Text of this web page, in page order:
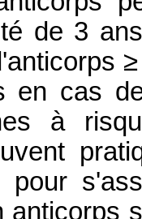
de 3
en cas
à
pour
anticorps